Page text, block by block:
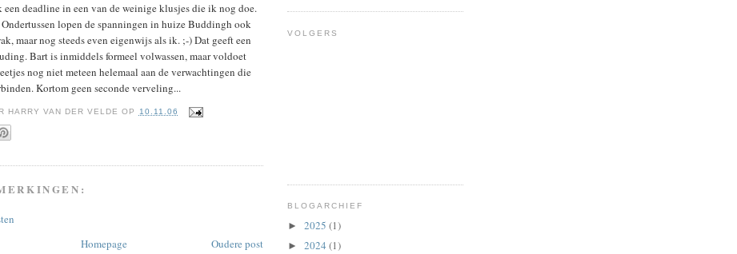
een deadline in een van de weinige klusjes die ik nog doe.
lopen de spanningen in huize Buddingh ook
maar nog steeds even eigenwijs als ik. ;-) Dat geeft een
Bart is inmiddels formeel volwassen, maar voldoet
nog niet meteen helemaal aan de verwachtingen die
Kortom geen seconde verveling...
HARRY VAN DER VELDE OP 10.11.06
Oudere post
Homepage
VOLGERS
BLOGARCHIEF
► 2025 (1)
► 2024 (1)